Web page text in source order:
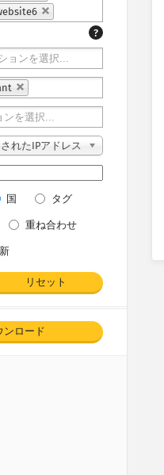
?
れたIPアドレス
国 タグ
重ね合わせ
リセット
ンロード